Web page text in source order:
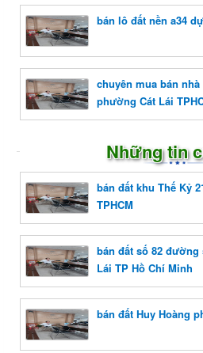
bán lô đất nền a34
chuyên mua bán
phường Cát Lái
Những tin
bán đất khu Thế Kỷ
TPHCM
bán đất số 82
Lái TP Hồ Chí Minh
bán đất Huy Hoàng